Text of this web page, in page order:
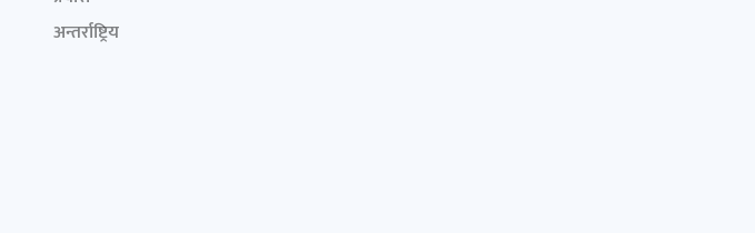
अन्तर्राष्ट्रिय